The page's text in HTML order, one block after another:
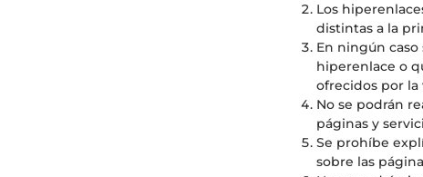
Los
distintas a la
En ningún caso
hiperenlace o
ofrecidos por
No se podrán
páginas y
Se prohíbe
sobre las